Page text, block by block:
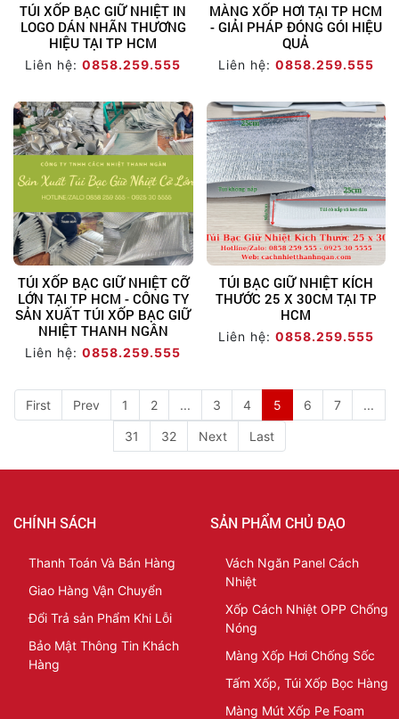
TÚI XỐP BẠC GIỮ NHIỆT IN
LOGO DÁN NHÃN THƯƠNG
HIỆU TẠI TP HCM
Liên hệ:0858.259.555
MÀNG XỐP HƠI TẠI TP HCM
- GIẢI PHÁP ĐÓNG GÓI HIỆU
QUẢ
Liên hệ: 0858.259.555
TÚI XỐP BẠC GIỮ NHIỆT CỠ
LỚN TẠI TP HCM - CÔNG TY
SẢN XUẤT TÚI XỐP BẠC GIỮ
NHIỆT THANH NGÂN
Liên hệ:0858.259.555
TÚI BẠC GIỮ NHIỆT KÍCH
THƯỚC 25 X 30CM TẠI TP
HCM
Liên hệ: 0858.259.555
First Prev 1 2 ... 3 4 5 6 7 ...
31 32 Next Last
CHÍNH SÁCH
Thanh Toán Và Bán Hàng
Giao Hàng Vận Chuyển
Đổi Trả sản Phẩm Khi Lỗi
Bảo Mật Thông Tin Khách
Hàng
SẢN PHẨM CHỦ ĐẠO
Vách Ngăn Panel Cách
Nhiệt
Xốp Cách Nhiệt OPP Chống
Nóng
Màng Xốp Hơi Chống Sốc
Tấm Xốp, Túi Xốp Bọc Hàng
Màng Mút Xốp Pe Foam